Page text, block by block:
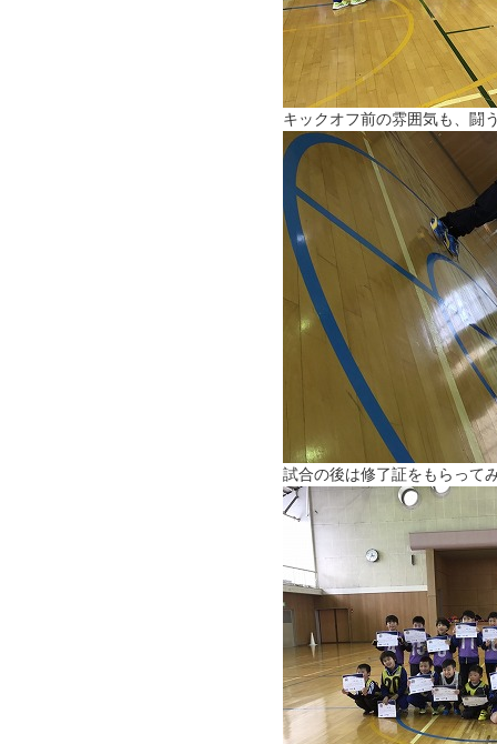
キックオフ前の雰囲気も、闘
試合の後は修了証をもらって